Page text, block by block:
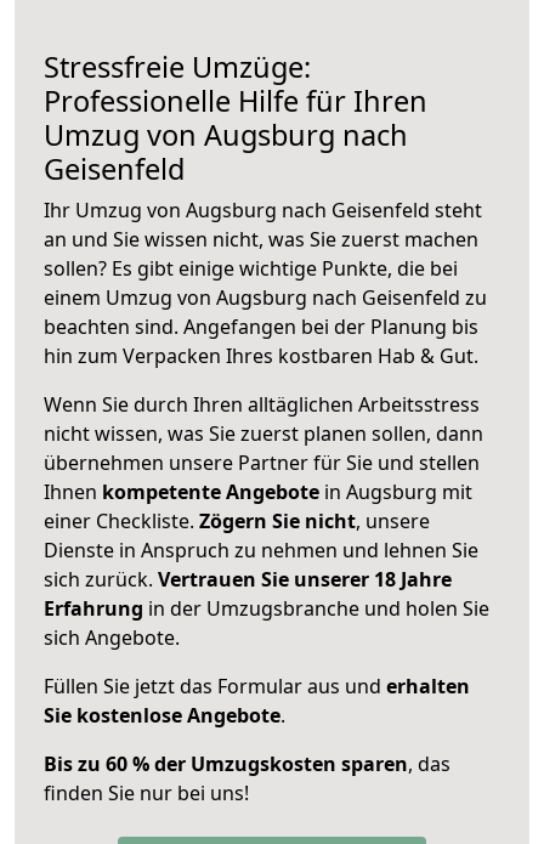
Stressfreie Umzüge:
Professionelle Hilfe für Ihren
Umzug von Augsburg nach
Geisenfeld
Ihr Umzug von Augsburg nach Geisenfeld steht
an und Sie wissen nicht, was Sie zuerst machen
sollen? Es gibt einige wichtige Punkte, die bei
einem Umzug von Augsburg nach Geisenfeld zu
beachten sind. Angefangen bei der Planung bis
hin zum Verpacken Ihres kostbaren Hab & Gut.
Wenn Sie durch Ihren alltäglichen Arbeitsstress
nicht wissen, was Sie zuerst planen sollen, dann
übernehmen unsere Partner für Sie und stellen
Ihnen kompetente Angebote in Augsburg mit
einer Checkliste. Zögern Sie nicht, unsere
Dienste in Anspruch zu nehmen und lehnen Sie
sich zurück. Vertrauen Sie unserer 18 Jahre
Erfahrung in der Umzugsbranche und holen Sie
sich Angebote.
Füllen Sie jetzt das Formular aus und erhalten
Sie kostenlose Angebote.
Bis zu 60 % der Umzugskosten sparen, das
finden Sie nur bei uns!